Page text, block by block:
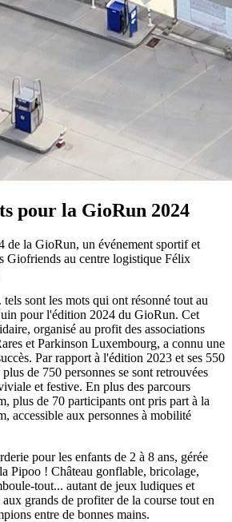
pour la GioRun 2024
de la GioRun, un événement sportif et
Giofriends au centre logistique Félix
sont les mots qui ont résonné tout au
pour l'édition 2024 du GioRun. Cet
organisé au profit des associations
et Parkinson Luxembourg, a connu une
Par rapport à l'édition 2023 et ses 550
de 750 personnes se sont retrouvées
et festive. En plus des parcours
plus de 70 participants ont pris part à la
accessible aux personnes à mobilité
pour les enfants de 2 à 8 ans, gérée
Pipoo ! Château gonflable, bricolage,
tout... autant de jeux ludiques et
grands de profiter de la course tout en
entre de bonnes mains.